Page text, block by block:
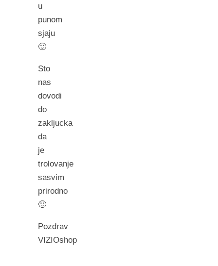
u
punom
sjaju
🙂
Sto
nas
dovodi
do
zakljucka
da
je
trolovanje
sasvim
prirodno
🙂
Pozdrav
VIZIOshop